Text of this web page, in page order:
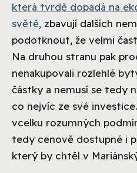
která tvrdě dopadá na
světě, zbavují dalších
podotknout, že velmi
Na druhou stranu pak
nenakupovali rozlehlé
částky a nemusí se tedy
co nejvíc ze své
vcelku rozumných
tedy cenově dostupné i
který by chtěl v